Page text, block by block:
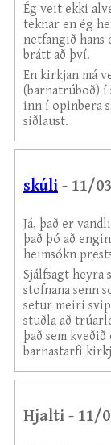
Ég veit ekki
teknar en ég
netfangið
brátt að því.
En kirkjan má
(barnatrúboð) í
inn í opinbera
siðlaust.
skúli - 11/
Já, það er
það þó að
heimsókn
Sjálfsagt heyra
stofnana senn
setur meiri
stuðla að
það sem
barnastarfi
Hjalti - 11/